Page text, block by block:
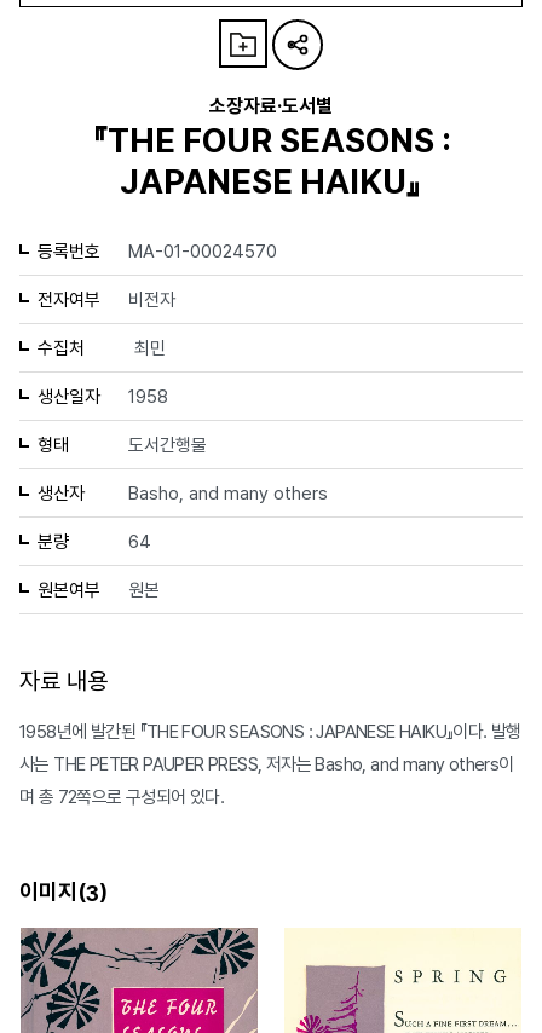
소장자료·도서별
『THE FOUR SEASONS :
JAPANESE HAIKU』
등록번호 MA-01-00024570
전자여부 비전자
수집처 최민
생산일자 1958
형태 도서간행물
생산자 Basho, and many others
분량 64
원본여부 원본
자료 내용
1958년에 발간된 『THE FOUR SEASONS : JAPANESE HAIKU』이다. 발행
사는 THE PETER PAUPER PRESS, 저자는 Basho, and many others이
며 총 72쪽으로 구성되어 있다.
이미지(3)